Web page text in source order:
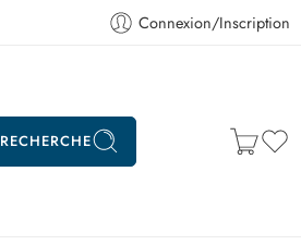
Connexion/Inscription
RECHERCHE